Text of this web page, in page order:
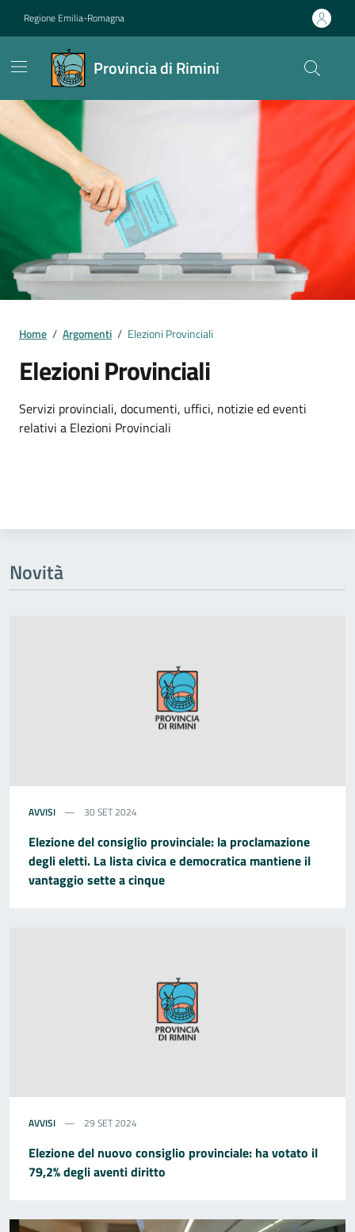
Regione Emilia-Romagna
Provincia di Rimini
Contenuti in evidenza
Home / Argomenti / Elezioni Provinciali
Elezioni Provinciali
Dettagli dell'argomento
Servizi provinciali, documenti, uffici, notizie ed eventi
relativi a Elezioni Provinciali
Novità
AVVISI 30 SET 2024
Elezione del consiglio provinciale: la proclamazione
degli eletti. La lista civica e democratica mantiene il
vantaggio sette a cinque
AVVISI 29 SET 2024
Elezione del nuovo consiglio provinciale: ha votato il
79,2% degli aventi diritto